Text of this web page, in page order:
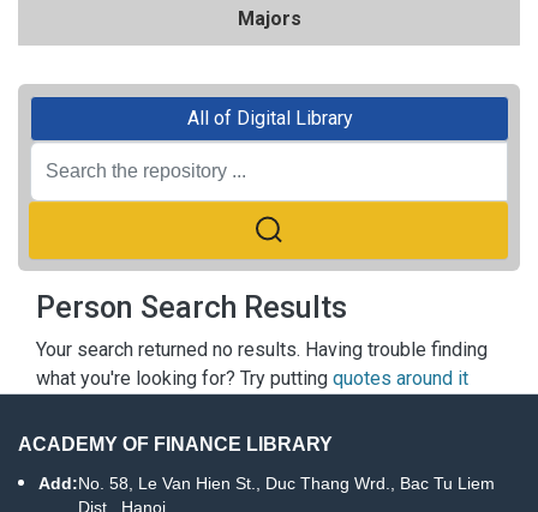
Majors
All of Digital Library
Person Search Results
Your search returned no results. Having trouble finding
what you're looking for? Try putting quotes around it
ACADEMY OF FINANCE LIBRARY
Add:No. 58, Le Van Hien St., Duc Thang Wrd., Bac Tu Liem
Dist., Hanoi